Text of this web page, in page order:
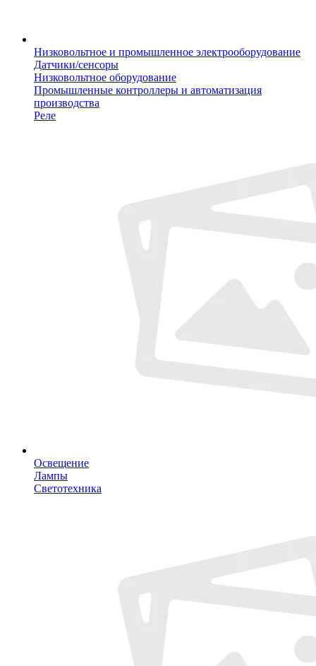
Низковольтное и промышленное электрооборудование
Датчики/сенсоры
Низковольтное оборудование
Промышленные контроллеры и автоматизация
производства
Реле
Освещение
Лампы
Светотехника